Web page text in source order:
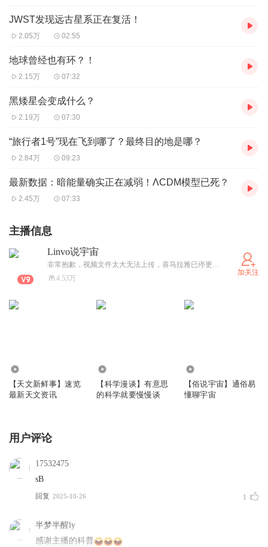
JWST发现远古星系正在复活！
2.05万 02:55
地球曾经也有环？！
2.15万 07:32
黑矮星会变成什么？
2.19万 07:30
“旅行者1号”现在飞到哪了？最终目的地是哪？
2.84万 09:23
最新数据：暗能量确实正在减弱！ΛCDM模型已死？
2.45万 07:33
主播信息
Linvo说宇宙
非常抱歉，视频文件太大无法上传，喜马拉雅已停更……
4.53万
加关注
【天文新鲜事】速览
最新天文资讯
【科学漫谈】有意思
的科学就要慢慢谈
【俗说宇宙】通俗易
懂聊宇宙
用户评论
17532475
sB
回复 2025-10-26 1
半梦半醒ly
感谢主播的科普